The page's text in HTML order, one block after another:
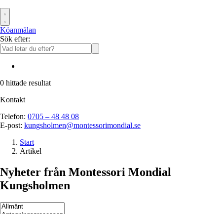
Köanmälan
Sök efter:
0 hittade resultat
Kontakt
Telefon: 0705 – 48 48 08
E-post: kungsholmen@montessorimondial.se
Start
Artikel
Nyheter från Montessori Mondial
Kungsholmen